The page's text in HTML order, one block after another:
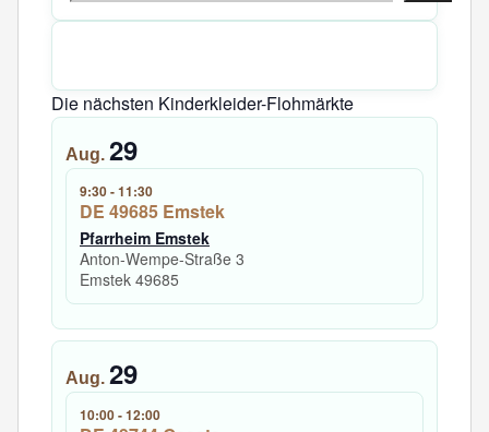
Die nächsten Kinderkleider-Flohmärkte
Aug. 29
9:30-11:30
DE 49685 Emstek
Pfarrheim Emstek
Anton-Wempe-Straße 3
Emstek 49685
Aug. 29
10:00-12:00